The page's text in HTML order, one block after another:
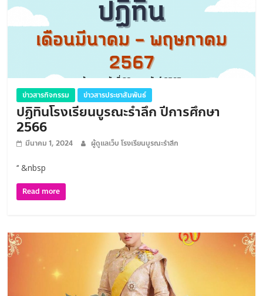
ข่าวสารกิจกรรม ข่าวสารประชาสัมพันธ์
ปฏิทินโรงเรียนบูรณะรำลึก ปีการศึกษา
2566
มีนาคม 1, 2024 ผู้ดูแลเว็บ โรงเรียนบูรณะรำลึก
‘‘ &nbsp
Read more